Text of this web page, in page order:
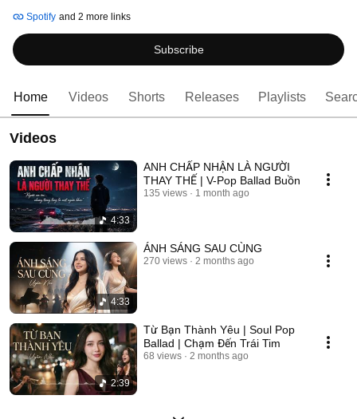
rằng sẽ chạm đến trái tim và mang lại sự đồng cảm cho bạn. Hãy cùng lắng
nghe và cảm nhận nhé!
Spotify and 2 more links
Subscribe
Home Videos Shorts Releases Playlists
Videos
4:33
ANH CHẤP NHẬN LÀ NGƯỜI
THAY THẾ | V-Pop Ballad Buồn
135 views 1 month ago
4:33
ÁNH SÁNG SAU CÙNG
270 views 2 months ago
2:39
Từ Bạn Thành Yêu | Soul Pop
Ballad | Chạm Đến Trái Tim
68 views 2 months ago